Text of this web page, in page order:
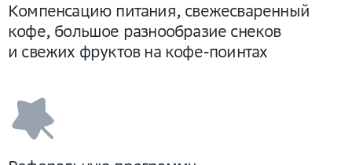
Компенсацию питания, свежесваренный
кофе, большое разнообразие снеков
и свежих фруктов на кофе-поинтах